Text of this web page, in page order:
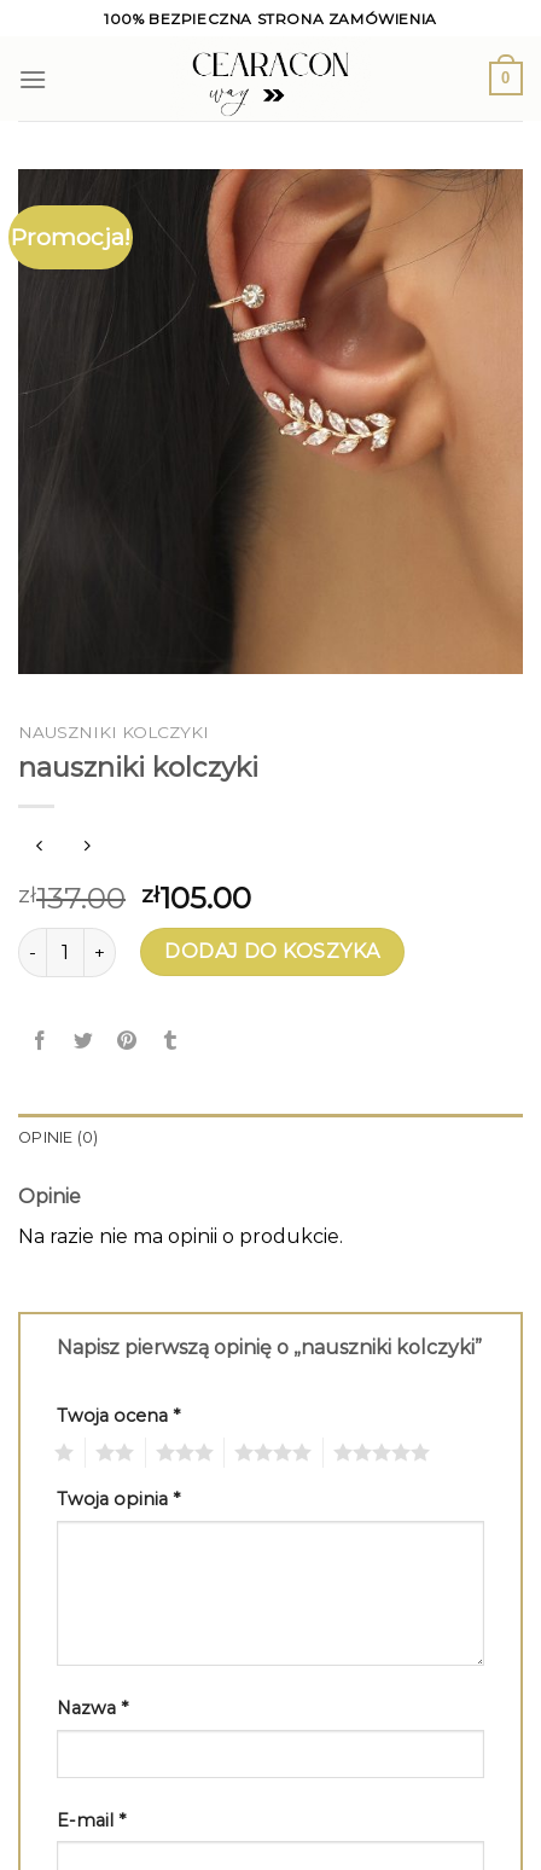
content
100% BEZPIECZNA STRONA ZAMÓWIENIA
0
Promocja!
NAUSZNIKI KOLCZYKI
nauszniki kolczyki
zł137.00 zł105.00
ilość nauszniki kolczykiDODAJ DO KOSZYKA
OPINIE (0)
Opinie
Na razie nie ma opinii o produkcie.
Napisz pierwszą opinię o „nauszniki kolczyki”
Twoja ocena *
Twoja opinia *
Nazwa *
E-mail *